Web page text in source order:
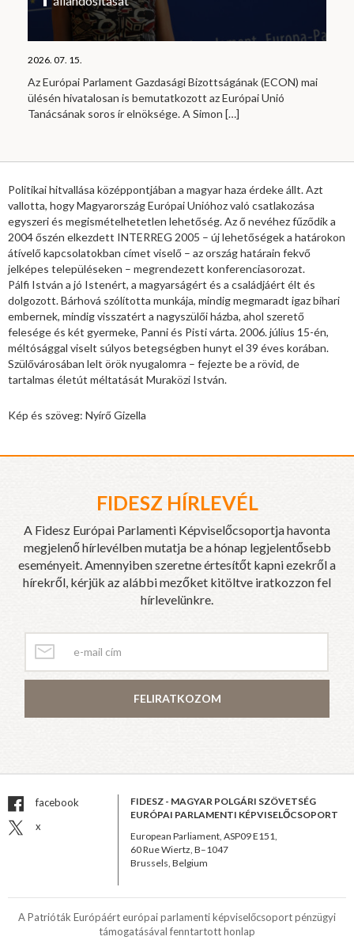
2026. 07. 15.
Az Európai Parlament Gazdasági Bizottságának (ECON) mai
ülésén hivatalosan is bemutatkozott az Európai Unió
Tanácsának soros ír elnöksége. A Simon […]
Politikai hitvallása középpontjában a magyar haza érdeke állt. Azt
vallotta, hogy Magyarország Európai Unióhoz való csatlakozása
egyszeri és megismételhetetlen lehetőség. Az ő nevéhez fűződik a
2004 őszén elkezdett INTERREG 2005 – új lehetőségek a határokon
átívelő kapcsolatokban címet viselő – az ország határain fekvő
jelképes településeken – megrendezett konferenciasorozat.
Pálfi István a jó Istenért, a magyarságért és a családjáért élt és
dolgozott. Bárhová szólította munkája, mindig megmaradt igaz bihari
embernek, mindig visszatért a nagyszülői házba, ahol szerető
felesége és két gyermeke, Panni és Pisti várta. 2006. július 15-én,
méltósággal viselt súlyos betegségben hunyt el 39 éves korában.
Szülővárosában lelt örök nyugalomra – fejezte be a rövid, de
tartalmas életút méltatását Muraközi István.
Kép és szöveg: Nyírő Gizella
FIDESZ HÍRLEVÉL
A Fidesz Európai Parlamenti Képviselőcsoportja havonta
megjelenő hírlevélben mutatja be a hónap legjelentősebb
eseményeit. Amennyiben szeretne értesítőt kapni ezekről a
hírekről, kérjük az alábbi mezőket kitöltve iratkozzon fel
hírlevelünkre.
FELIRATKOZOM
facebook
x
FIDESZ - MAGYAR POLGÁRI SZÖVETSÉG
EURÓPAI PARLAMENTI KÉPVISELŐCSOPORT
European Parliament, ASP09 E151,
60 Rue Wiertz, B–1047
Brussels, Belgium
A Patrióták Európáért európai parlamenti képviselőcsoport pénzügyi
támogatásával fenntartott honlap